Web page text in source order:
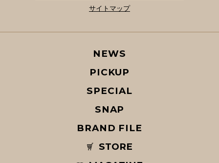
サイトマップ
NEWS
PICKUP
SPECIAL
SNAP
BRAND FILE
STORE